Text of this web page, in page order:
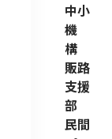
中小
機
構
販路
支援
部
民間